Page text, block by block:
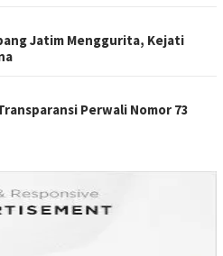
Jatim Menggurita, Kejati
Perwali Nomor 73